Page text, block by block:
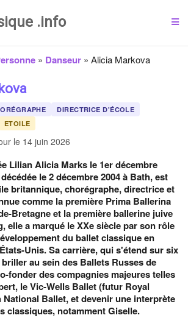
.info
» Danseur» Alicia Markova
DIRECTRICE D'ÉCOLE
ETOILE
le 14 juin 2026
Lilian Alicia Marks le 1er décembre
le 2 décembre 2004 à Bath, est
britannique, chorégraphe, directrice et
comme la première Prima Ballerina
Bretagne et la première ballerine juive
elle a marqué le XXe siècle par son rôle
du ballet classique en
Unis. Sa carrière, qui s'étend sur six
au sein des Ballets Russes de
fonder des compagnies majeures telles
le Vic-Wells Ballet (futur Royal
Ballet, et devenir une interprète
classiques, notamment Giselle.